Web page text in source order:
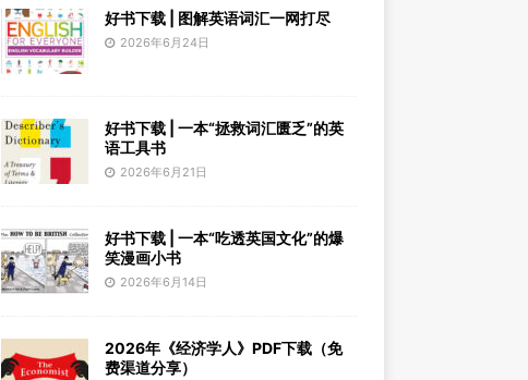
好书下载 | 图解英语词汇一网打尽
2026年6月24日
好书下载 | 一本“拯救词汇匮乏”的英
语工具书
2026年6月21日
好书下载 | 一本“吃透英国文化”的爆
笑漫画小书
2026年6月14日
2026年《经济学人》PDF下载（免
费渠道分享）